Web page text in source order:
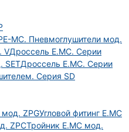
E-MC. Пневмоглушители мод.
VДроссель E.MC. Серии
SETДроссель E.MC. Серии
Серия SD
мод. ZPGУгловой фитинг E.MC
ZPCТройник E.MC мод.